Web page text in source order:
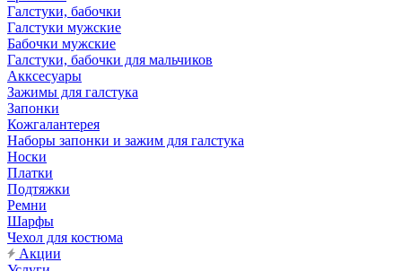
Галстуки, бабочки
Галстуки мужские
Бабочки мужские
Галстуки, бабочки для мальчиков
Акксесуары
Зажимы для галстука
Запонки
Кожгалантерея
Наборы запонки и зажим для галстука
Носки
Платки
Подтяжки
Ремни
Шарфы
Чехол для костюма
Акции